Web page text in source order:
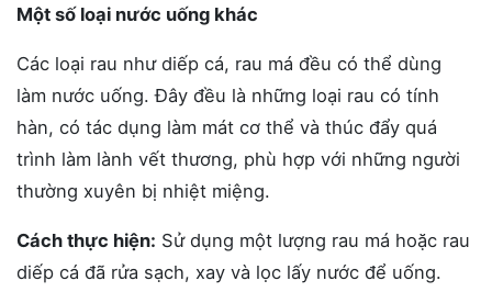
Một số loại nước uống khác
Các loại rau như diếp cá, rau má đều có thể dùng
làm nước uống. Đây đều là những loại rau có tính
hàn, có tác dụng làm mát cơ thể và thúc đẩy quá
trình làm lành vết thương, phù hợp với những người
thường xuyên bị nhiệt miệng.
Cách thực hiện: Sử dụng một lượng rau má hoặc rau
diếp cá đã rửa sạch, xay và lọc lấy nước để uống.